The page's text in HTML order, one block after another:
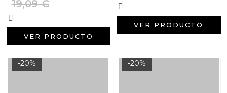
19,09 €
VER PRODUCTO
VER PRODUCTO
-20% -20%